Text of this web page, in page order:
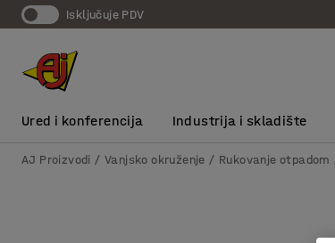
Isključuje PDV
Ured i konferencija Industrija i skladište
AJ Proizvodi Vanjsko okruženje Rukovanje otpadom